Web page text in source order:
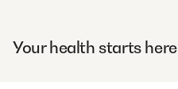
Your health starts here